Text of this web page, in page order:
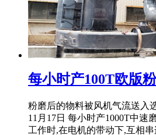
每小时产100T欧版
粉磨后的物料被风机气流送入
11月17日 每小时产1000T中速
工作时,在电机的带动下,互相